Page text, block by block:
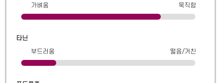
가벼움
묵직함
타닌
부드러움
떫음/거친